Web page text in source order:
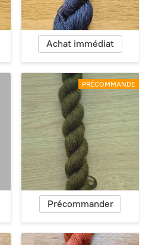
Achat immédiat
PRÉCOMMANDE
Précommander